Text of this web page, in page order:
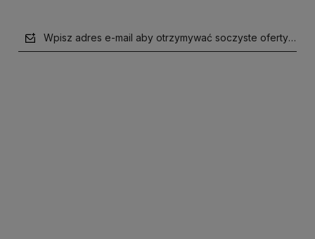
Wpisz adres e-mail aby otrzymywać soczyste oferty i